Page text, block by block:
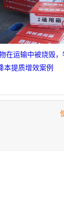
在运输中被烧毁
本提质增效案例